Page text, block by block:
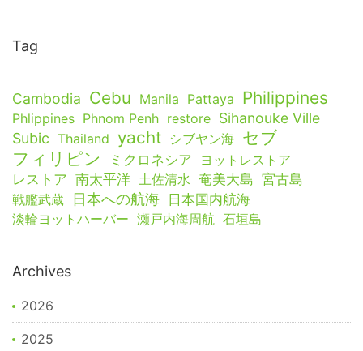
Tag
Cambodia Cebu Manila Pattaya Philippines
Phlippines Phnom Penh restore Sihanouke Ville
Subic Thailand yacht シブヤン海 セブ
フィリピン ミクロネシア
ヨットレストア
レストア 南太平洋 土佐清水 奄美大島 宮古島
戦艦武蔵 日本への航海 日本国内航海
淡輪ヨットハーバー 瀬戸内海周航 石垣島
Archives
2026
2025